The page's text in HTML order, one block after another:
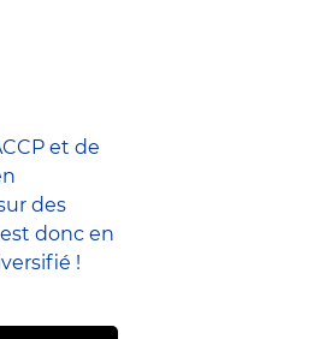
et de
des
donc en
!